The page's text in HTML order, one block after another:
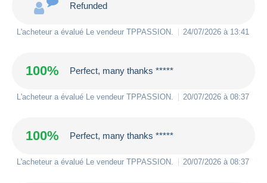
Refunded
L'acheteur a évalué Le vendeur TPPASSION 24/07/2026 à 13:41
100% Perfect, many thanks *****
L'acheteur a évalué Le vendeur TPPASSION 20/07/2026 à 08:37
100% Perfect, many thanks *****
L'acheteur a évalué Le vendeur TPPASSION 20/07/2026 à 08:37